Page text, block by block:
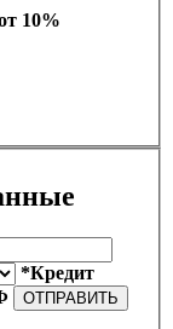
10%
*Кредит
ОТПРАВИТЬ